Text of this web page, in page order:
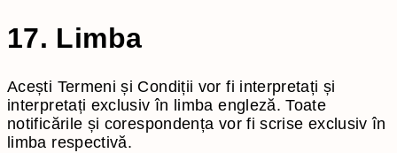
17. Limba
Acești Termeni și Condiții vor fi interpretați și
interpretați exclusiv în limba engleză. Toate
notificările și corespondența vor fi scrise exclusiv în
limba respectivă.